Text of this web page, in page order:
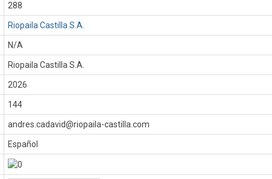
288
Riopaila Castilla S.A.
N/A
Riopaila Castilla S.A.
2026
144
andres.cadavid@riopaila-castilla.com
Español